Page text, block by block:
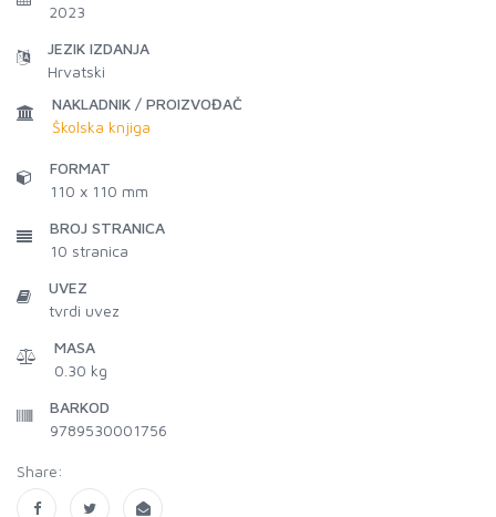
2023
JEZIK IZDANJA
Hrvatski
NAKLADNIK / PROIZVOĐAČ
Školska knjiga
FORMAT
110 x 110 mm
BROJ STRANICA
10 stranica
UVEZ
tvrdi uvez
MASA
0.30 kg
BARKOD
9789530001756
Share: